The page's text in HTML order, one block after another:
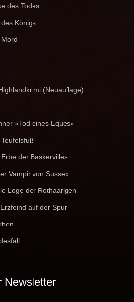
des Todes
Königs
(Neuauflage)
»Tod eines Eques«
der Baskervilles
Vampir von Sussex
Loge der Rothaarigen
auf der Spur
Newsletter